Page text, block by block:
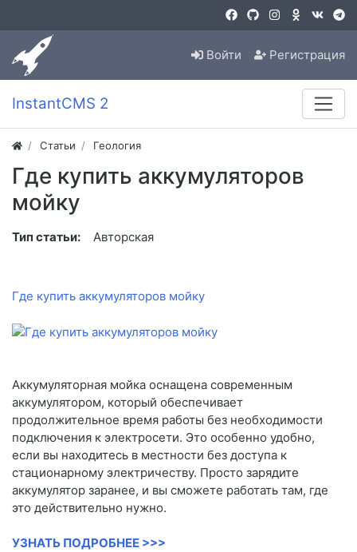
Войти Регистрация
InstantCMS 2
Статьи Геология
Где купить аккумуляторов
мойку
Тип статьи: Авторская
Где купить аккумуляторов мойку
Аккумуляторная мойка оснащена современным
аккумулятором, который обеспечивает
продолжительное время работы без необходимости
подключения к электросети. Это особенно удобно,
если вы находитесь в местности без доступа к
стационарному электричеству. Просто зарядите
аккумулятор заранее, и вы сможете работать там, где
это действительно нужно.
УЗНАТЬ ПОДРОБНЕЕ >>>